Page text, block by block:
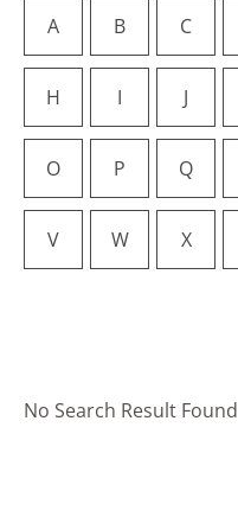
A
B C
H I J
O P Q
V W X
No Search Result Found